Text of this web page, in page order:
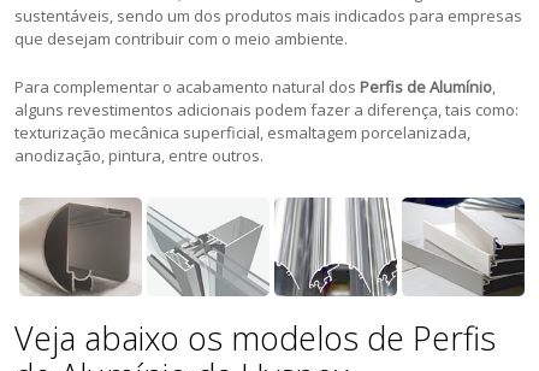
sustentáveis, sendo um dos produtos mais indicados para empresas
que desejam contribuir com o meio ambiente.
Para complementar o acabamento natural dos Perfis de Alumínio,
alguns revestimentos adicionais podem fazer a diferença, tais como:
texturização mecânica superficial, esmaltagem porcelanizada,
anodização, pintura, entre outros.
Veja abaixo os modelos de Perfis